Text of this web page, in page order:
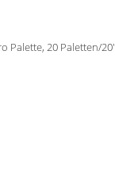
Palette, 20 Paletten/20'